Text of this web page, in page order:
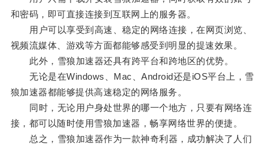
和密码，即可直接连接到互联网上的服务器。
用户可以享受到高速、稳定的网络连接，在网页浏览、
视频流媒体、游戏等方面都能够感受到明显的提速效果。
此外，雪狼加速器还具有跨平台和跨地区的优势。
无论是在Windows、Mac、Android还是iOS平台上，雪
狼加速器都能够提供高速稳定的网络服务。
同时，无论用户身处世界的哪一个地方，只要有网络连
接，都可以随时使用雪狼加速器，畅享网络世界的便捷。
总之，雪狼加速器作为一款神奇利器，成功解决了人们